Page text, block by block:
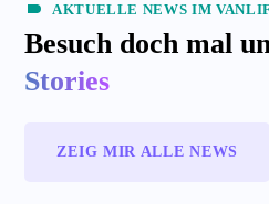
AKTUELLE NEWS IM
Besuch doch mal
Stories
ZEIG MIR ALLE NEWS